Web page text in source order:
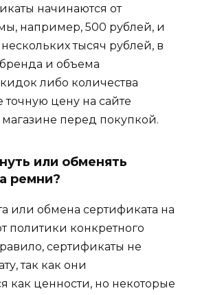
начинаются от
например, 500 рублей, и
нескольких тысяч рублей, в
и объема
либо количества
точную цену на сайте
перед покупкой.
или обменять
ремни?
или обмена сертификата на
политики конкретного
сертификаты не
так как они
как ценности, но некоторые